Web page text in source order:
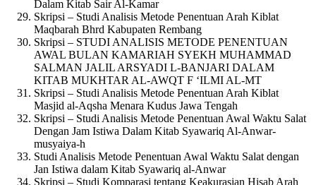
Dalam Kitab Sair Al-Kamar
Skripsi – Studi Analisis Metode Penentuan Arah Kiblat
Maqbarah Bhrd Kabupaten Rembang
Skripsi – STUDI ANALISIS METODE PENENTUAN
AWAL BULAN KAMARIAH SYEKH MUHAMMAD
SALMAN JALIL ARSYADI L-BANJARI DALAM
KITAB MUKHTAR AL-AWQT F ‘ILMI AL-MT
Skripsi – Studi Analisis Metode Penentuan Arah Kiblat
Masjid al-Aqsha Menara Kudus Jawa Tengah
Skripsi – Studi Analisis Metode Penentuan Awal Waktu Salat
Dengan Jam Istiwa Dalam Kitab Syawariq Al-Anwar-
musyaiya-h
Studi Analisis Metode Penentuan Awal Waktu Salat dengan
Jan Istiwa dalam Kitab Syawariq al-Anwar
Skripsi – Studi Komparasi tentang Keakurasian Hisab Arah